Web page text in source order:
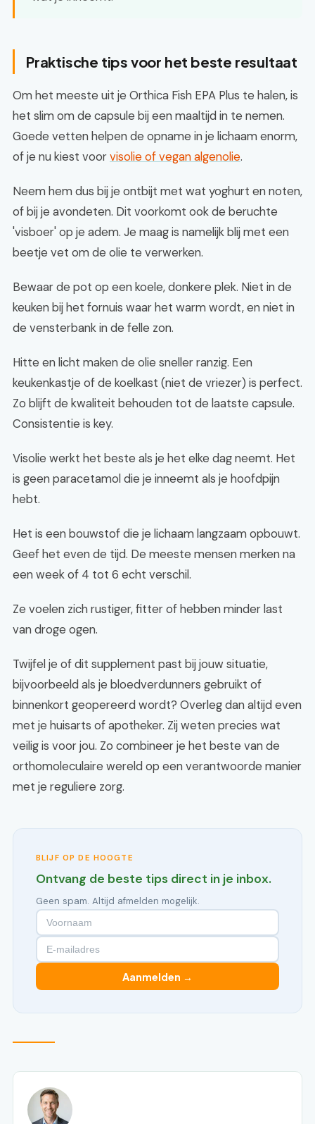
Praktische tips voor het beste resultaat
Om het meeste uit je Orthica Fish EPA Plus te halen, is
het slim om de capsule bij een maaltijd in te nemen.
Goede vetten helpen de opname in je lichaam enorm,
of je nu kiest voorvisolie of vegan algenolie.
Neem hem dus bij je ontbijt met wat yoghurt en noten,
of bij je avondeten. Dit voorkomt ook de beruchte
'visboer' op je adem. Je maag is namelijk blij met een
beetje vet om de olie te verwerken.
Bewaar de pot op een koele, donkere plek. Niet in de
keuken bij het fornuis waar het warm wordt, en niet in
de vensterbank in de felle zon.
Hitte en licht maken de olie sneller ranzig. Een
keukenkastje of de koelkast (niet de vriezer) is perfect.
Zo blijft de kwaliteit behouden tot de laatste capsule.
Consistentie is key.
Visolie werkt het beste als je het elke dag neemt. Het
is geen paracetamol die je inneemt als je hoofdpijn
hebt.
Het is een bouwstof die je lichaam langzaam opbouwt.
Geef het even de tijd. De meeste mensen merken na
een week of 4 tot 6 echt verschil.
Ze voelen zich rustiger, fitter of hebben minder last
van droge ogen.
Twijfel je of dit supplement past bij jouw situatie,
bijvoorbeeld als je bloedverdunners gebruikt of
binnenkort geopereerd wordt? Overleg dan altijd even
met je huisarts of apotheker. Zij weten precies wat
veilig is voor jou. Zo combineer je het beste van de
orthomoleculaire wereld op een verantwoorde manier
met je reguliere zorg.
BLIJF OP DE HOOGTE
Ontvang de beste tips direct in je inbox.
Geen spam. Altijd afmelden mogelijk.
Aanmelden →